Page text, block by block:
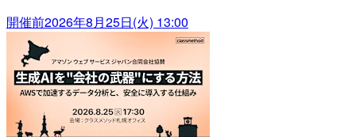
開催前2026年8月25日(火) 13:00